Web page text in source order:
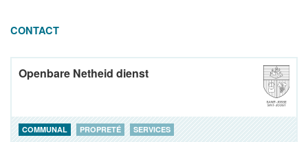
CONTACT
Openbare Netheid dienst
COMMUNAL PROPRETÉ SERVICES